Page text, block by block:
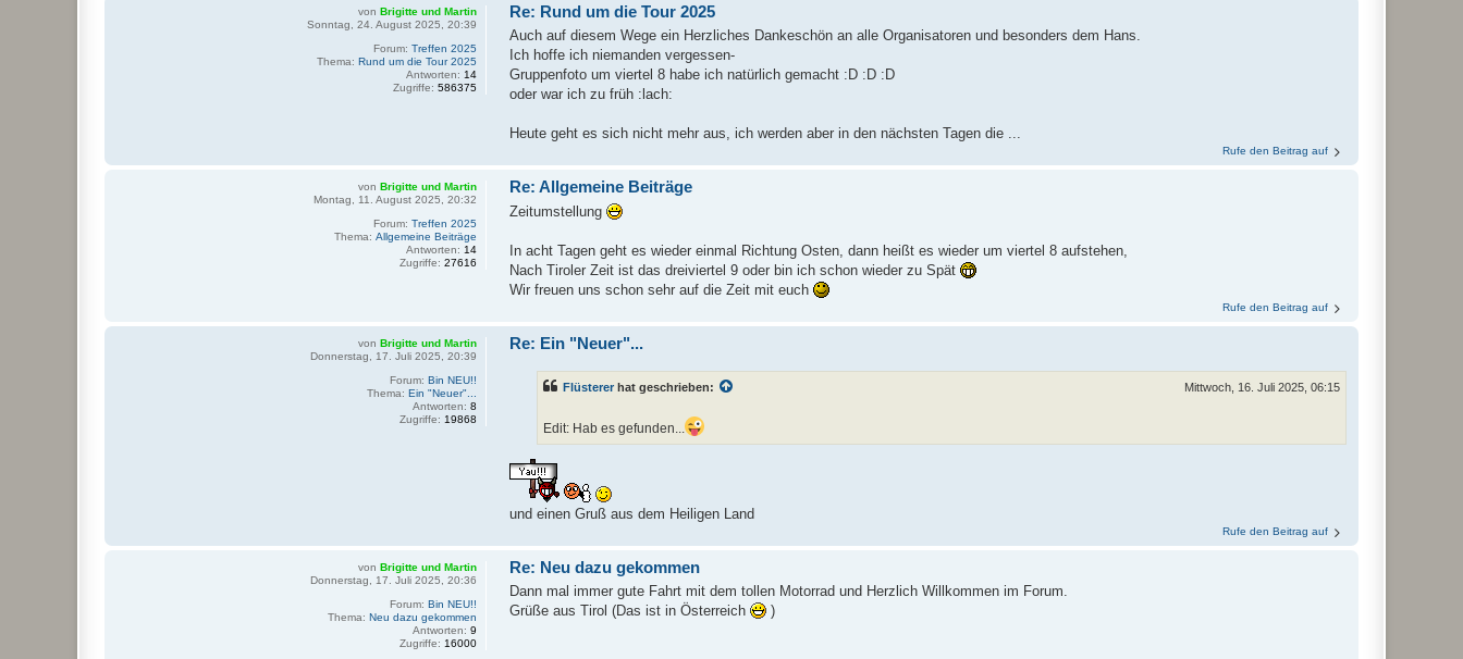
von Brigitte und Martin
Sonntag, 24. August 2025, 20:39
Forum: Treffen 2025
Thema: Rund um die Tour 2025
Antworten: 14
Zugriffe: 586375
Re: Rund um die Tour 2025
Auch auf diesem Wege ein Herzliches Dankeschön an alle Organisatoren und besonders dem Hans.
Ich hoffe ich niemanden vergessen-
Gruppenfoto um viertel 8 habe ich natürlich gemacht :D :D :D
oder war ich zu früh :lach:
Heute geht es sich nicht mehr aus, ich werden aber in den nächsten Tagen die ...
Rufe den Beitrag auf
von Brigitte und Martin
Montag, 11. August 2025, 20:32
Forum: Treffen 2025
Thema: Allgemeine Beiträge
Antworten: 14
Zugriffe: 27616
Re: Allgemeine Beiträge
Zeitumstellung
In acht Tagen geht es wieder einmal Richtung Osten, dann heißt es wieder um viertel 8 aufstehen,
Nach Tiroler Zeit ist das dreiviertel 9 oder bin ich schon wieder zu Spät
Wir freuen uns schon sehr auf die Zeit mit euch
Rufe den Beitrag auf
von Brigitte und Martin
Donnerstag, 17. Juli 2025, 20:39
Forum: Bin NEU!!
Thema: Ein "Neuer"...
Antworten: 8
Zugriffe: 19868
Re: Ein "Neuer"...
Flüsterer hat geschrieben: Mittwoch, 16. Juli 2025, 06:15
Edit: Hab es gefunden...
und einen Gruß aus dem Heiligen Land
Rufe den Beitrag auf
von Brigitte und Martin
Donnerstag, 17. Juli 2025, 20:36
Forum: Bin NEU!!
Thema: Neu dazu gekommen
Antworten: 9
Zugriffe: 16000
Re: Neu dazu gekommen
Dann mal immer gute Fahrt mit dem tollen Motorrad und Herzlich Willkommen im Forum.
Grüße aus Tirol (Das ist in Österreich
)